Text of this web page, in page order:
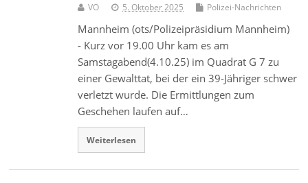
VO 5. Oktober 2025 Polizei-Nachrichten
Mannheim (ots/Polizeipräsidium Mannheim)
- Kurz vor 19.00 Uhr kam es am
Samstagabend(4.10.25) im Quadrat G 7 zu
einer Gewalttat, bei der ein 39-Jähriger schwer
verletzt wurde. Die Ermittlungen zum
Geschehen laufen auf…
Weiterlesen